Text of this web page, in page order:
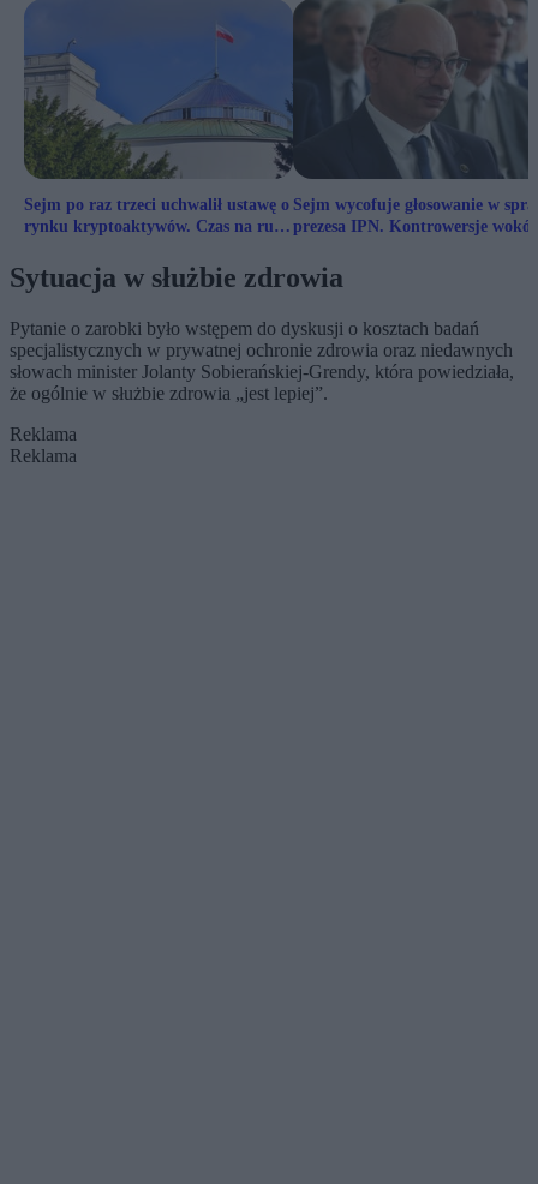
Sejm po raz trzeci uchwalił ustawę o
rynku kryptoaktywów. Czas na ruch
Sejm wycofuje głosowanie w
prezesa IPN. Kontrowersje wokół
Sytuacja w służbie zdrowia
Pytanie o zarobki było wstępem do dyskusji o kosztach badań
specjalistycznych w prywatnej ochronie zdrowia oraz niedawnych
słowach minister Jolanty Sobierańskiej-Grendy, która powiedziała,
że ogólnie w służbie zdrowia „jest lepiej”.
Reklama
Reklama